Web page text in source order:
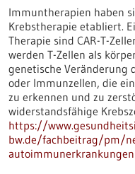
Immuntherapien haben
Krebstherapie etabliert.
Therapie sind CAR-T-
werden T-Zellen als
genetische Veränderung
oder Immunzellen, die
zu erkennen und zu
widerstandsfähige
https://
bw.de/fachbeitrag/pm/
autoimmunerkrankungen